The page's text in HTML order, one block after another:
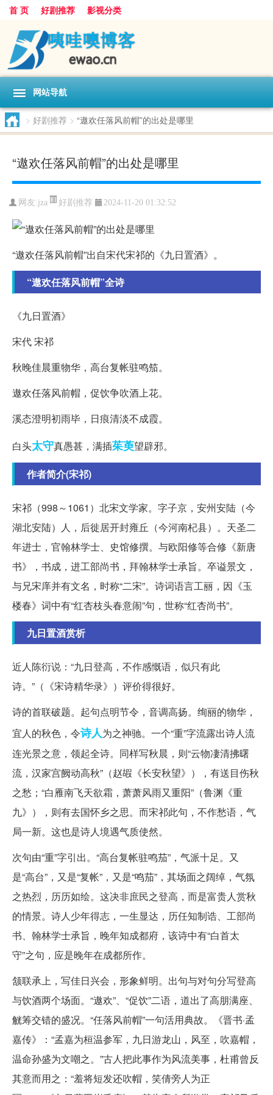
首 页 好剧推荐 影视分类
网站导航
> 好剧推荐 > “遨欢任落风前帽”的出处是哪里
“遨欢任落风前帽”的出处是哪里
网友:jza 好剧推荐 2024-11-20 01:32:52
“遨欢任落风前帽”出自宋代宋祁的《九日置酒》。
“遨欢任落风前帽”全诗
《九日置酒》
宋代 宋祁
秋晚佳晨重物华，高台复帐驻鸣笳。
遨欢任落风前帽，促饮争吹酒上花。
溪态澄明初雨毕，日痕清淡不成霞。
白头太守真愚甚，满插茱萸望辟邪。
作者简介(宋祁)
宋祁（998～1061）北宋文学家。字子京，安州安陆（今
湖北安陆）人，后徙居开封雍丘（今河南杞县）。天圣二
年进士，官翰林学士、史馆修撰。与欧阳修等合修《新唐
书》，书成，进工部尚书，拜翰林学士承旨。卒谥景文，
与兄宋庠并有文名，时称“二宋”。诗词语言工丽，因《玉
楼春》词中有“红杏枝头春意闹”句，世称“红杏尚书”。
九日置酒赏析
近人陈衍说：“九日登高，不作感慨语，似只有此
诗。”（《宋诗精华录》）评价得很好。
诗的首联破题。起句点明节令，音调高扬。绚丽的物华，
宜人的秋色，令诗人为之神驰。一个“重”字流露出诗人流
连光景之意，领起全诗。同样写秋晨，则“云物凄清拂曙
流，汉家宫阙动高秋”（赵嘏《长安秋望》），有送目伤秋
之愁；“白雁南飞天欲霜，萧萧风雨又重阳”（鲁渊《重
九》），则有去国怀乡之思。而宋祁此句，不作愁语，气
局一新。这也是诗人境遇气质使然。
次句由“重”字引出。“高台复帐驻鸣茄”，气派十足。又
是“高台”，又是“复帐”，又是“鸣茄”，其场面之阔绰，气氛
之热烈，历历如绘。这决非庶民之登高，而是富贵人赏秋
的情景。诗人少年得志，一生显达，历任知制诰、工部尚
书、翰林学士承旨，晚年知成都府，该诗中有“白首太
守”之句，应是晚年在成都所作。
颔联承上，写佳日兴会，形象鲜明。出句与对句分写登高
与饮酒两个场面。“遨欢”、“促饮”二语，道出了高朋满座、
觥筹交错的盛况。“任落风前帽”一句活用典故。《晋书·孟
嘉传》：“孟嘉为桓温参军，九日游龙山，风至，吹嘉帽，
温命孙盛为文嘲之。”古人把此事作为风流美事，杜甫曾反
其意而用之：“羞将短发还吹帽，笑倩旁人为正